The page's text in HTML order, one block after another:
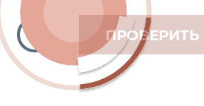
ПРОВЕРИТЬ